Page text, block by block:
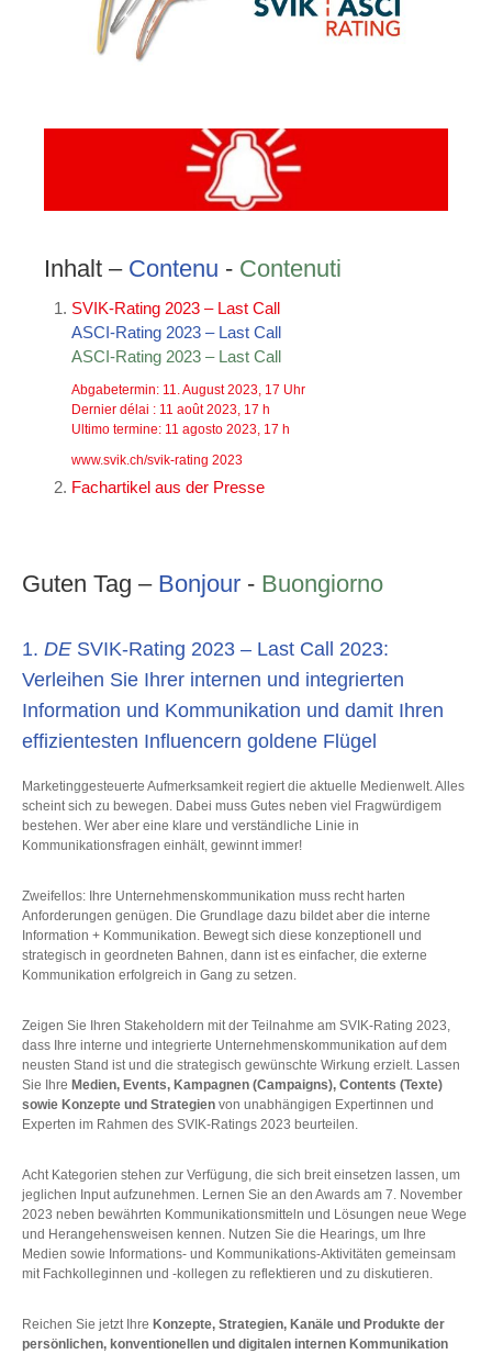
Inhalt – Contenu - Contenuti
SVIK-Rating 2023 – Last Call
ASCI-Rating 2023 – Last Call
ASCI-Rating 2023 – Last Call
Abgabetermin: 11. August 2023, 17 Uhr
Dernier délai : 11 août 2023, 17 h
Ultimo termine: 11 agosto 2023, 17 h
www.svik.ch/svik-rating 2023
Fachartikel aus der Presse
Guten Tag – Bonjour - Buongiorno
1. DE SVIK-Rating 2023 – Last Call 2023:
Verleihen Sie Ihrer internen und integrierten
Information und Kommunikation und damit Ihren
effizientesten Influencern goldene Flügel
Marketinggesteuerte Aufmerksamkeit regiert die aktuelle Medienwelt. Alles
scheint sich zu bewegen. Dabei muss Gutes neben viel Fragwürdigem
bestehen. Wer aber eine klare und verständliche Linie in
Kommunikationsfragen einhält, gewinnt immer!
Zweifellos: Ihre Unternehmenskommunikation muss recht harten
Anforderungen genügen. Die Grundlage dazu bildet aber die interne
Information + Kommunikation. Bewegt sich diese konzeptionell und
strategisch in geordneten Bahnen, dann ist es einfacher, die externe
Kommunikation erfolgreich in Gang zu setzen.
Zeigen Sie Ihren Stakeholdern mit der Teilnahme am SVIK-Rating 2023,
dass Ihre interne und integrierte Unternehmenskommunikation auf dem
neusten Stand ist und die strategisch gewünschte Wirkung erzielt. Lassen
Sie Ihre Medien, Events, Kampagnen (Campaigns), Contents (Texte)
sowie Konzepte und Strategien von unabhängigen Expertinnen und
Experten im Rahmen des SVIK-Ratings 2023 beurteilen.
Acht Kategorien stehen zur Verfügung, die sich breit einsetzen lassen, um
jeglichen Input aufzunehmen. Lernen Sie an den Awards am 7. November
2023 neben bewährten Kommunikationsmitteln und Lösungen neue Wege
und Herangehensweisen kennen. Nutzen Sie die Hearings, um Ihre
Medien sowie Informations- und Kommunikations-Aktivitäten gemeinsam
mit Fachkolleginnen und -kollegen zu reflektieren und zu diskutieren.
Reichen Sie jetzt Ihre Konzepte, Strategien, Kanäle und Produkte der
persönlichen, konventionellen und digitalen internen Kommunikation